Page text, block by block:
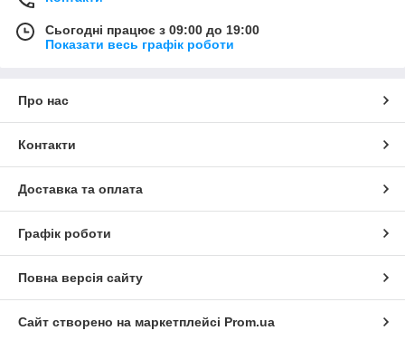
Сьогодні працює з 09:00 до 19:00
Показати весь графік роботи
Про нас
Контакти
Доставка та оплата
Графік роботи
Повна версія сайту
Сайт створено на маркетплейсі Prom.ua